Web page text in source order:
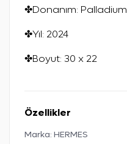
✤Donanım: Palladium
✤Yıl: 2024
✤Boyut: 30 x 22
Özellikler
Marka: HERMES